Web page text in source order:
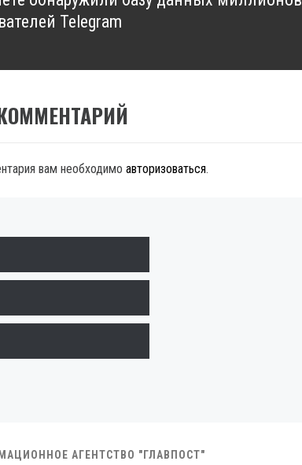
Telegram
вам необходимо авторизоваться.
АГЕНТСТВО "ГЛАВПОСТ"